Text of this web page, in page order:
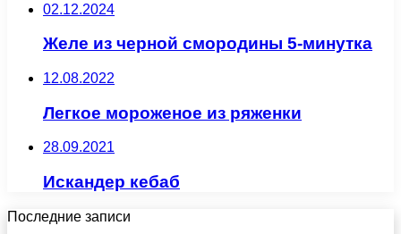
02.12.2024
Желе из черной смородины 5-минутка
12.08.2022
Легкое мороженое из ряженки
28.09.2021
Искандер кебаб
Последние записи